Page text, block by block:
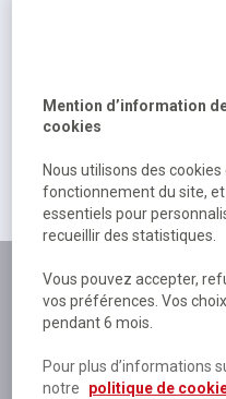
excuser pour
Retour
Plus de 180
à votre écoute
Plus de 80 000
disponibles
Expédition le jour
Mention d’information
cookies
Nous utilisons des
fonctionnement du site,
essentiels pour
recueillir des statistiques.
Vous pouvez accepter,
vos préférences. Vos
pendant 6 mois.
Pour plus d’informations
notre
politique de